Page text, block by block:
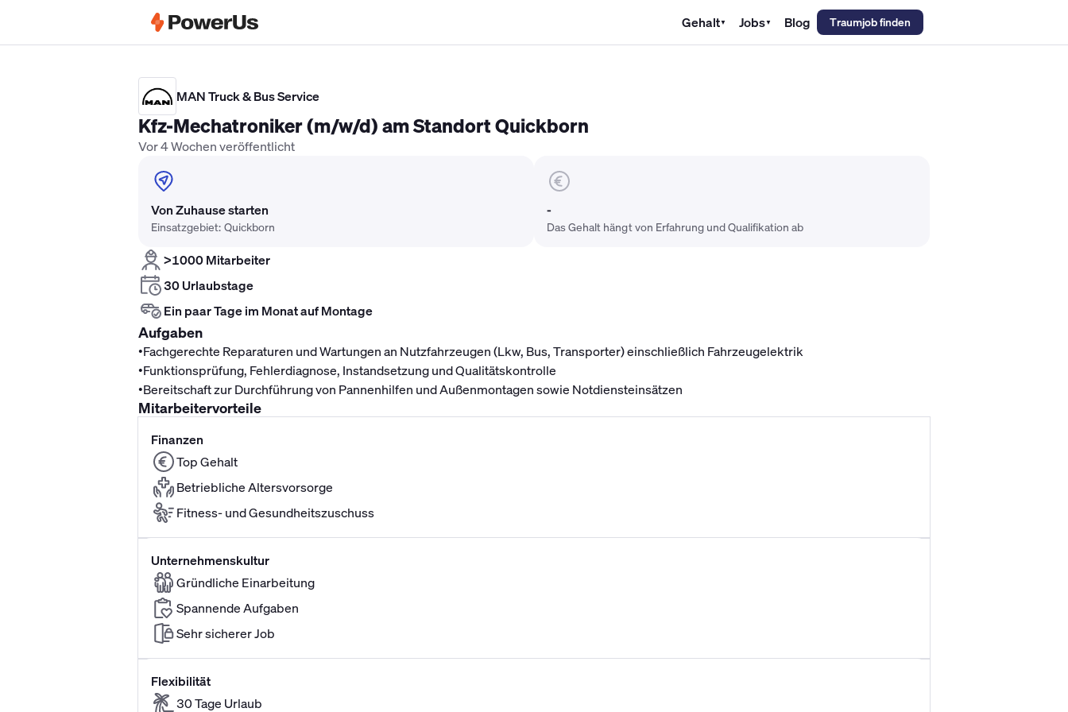
Gehalt▼ Jobs▼ Blog Traumjob finden
MAN Truck & Bus Service
Kfz-Mechatroniker (m/w/d) am Standort Quickborn
Vor 4 Wochen veröffentlicht
Von Zuhause starten
Einsatzgebiet: Quickborn
-
Das Gehalt hängt von Erfahrung und Qualifikation ab
>1000 Mitarbeiter
30 Urlaubstage
Ein paar Tage im Monat auf Montage
Aufgaben
•Fachgerechte Reparaturen und Wartungen an Nutzfahrzeugen (Lkw, Bus, Transporter) einschließlich Fahrzeugelektrik
•Funktionsprüfung, Fehlerdiagnose, Instandsetzung und Qualitätskontrolle
•Bereitschaft zur Durchführung von Pannenhilfen und Außenmontagen sowie Notdiensteinsätzen
Mitarbeitervorteile
Finanzen
Top Gehalt
Betriebliche Altersvorsorge
Fitness- und Gesundheitszuschuss
Unternehmenskultur
Gründliche Einarbeitung
Spannende Aufgaben
Sehr sicherer Job
Flexibilität
30 Tage Urlaub